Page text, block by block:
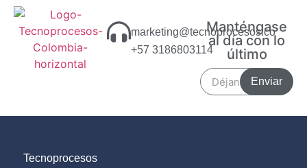
marketing@tecnoprocesos.co
+57 3186803114
Manténgase
al día con lo
último
Enviar
Tecnoprocesos